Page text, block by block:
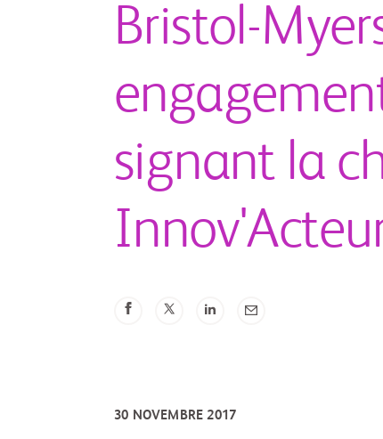
Bristol-
signant la
30 NOVEMBRE 2017